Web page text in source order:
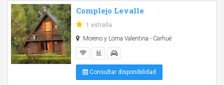
Complejo Levalle
1 estrella
Moreno y Loma Valentina - Carhué
Consultar disponibilidad